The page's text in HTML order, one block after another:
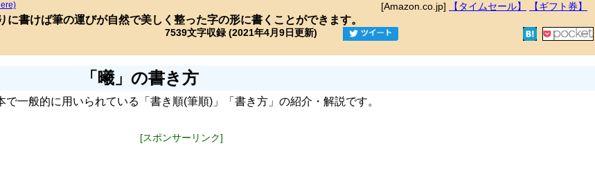
[Amazon.co.jp] 【タイムセール】 【ギフト券】
に書けば筆の運びが自然で美しく整った字の形に書くことができます。
7539文字収録 (2021年4月9日更新)
「曦」の書き方
で一般的に用いられている「書き順(筆順)」「書き方」の紹介・解説です。
[スポンサーリンク]